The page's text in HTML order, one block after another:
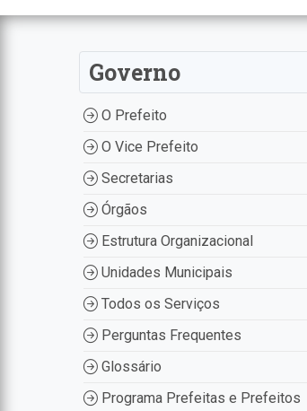
Governo
O Prefeito
O Vice Prefeito
Secretarias
Órgãos
Estrutura Organizacional
Unidades Municipais
Todos os Serviços
Perguntas Frequentes
Glossário
Programa Prefeitas e Prefeitos